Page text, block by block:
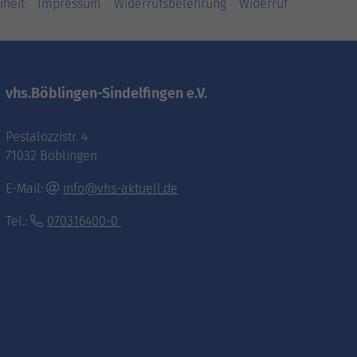
Impressum Widerrufsbelehrung Widerruf
vhs.Böblingen-Sindelfingen e.V.
Pestalozzistr. 4
71032 Böblingen
E-Mail: info@vhs-aktuell.de
Tel.: 070316400-0